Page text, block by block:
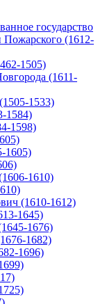
государство
(1612-
1505)
(1611-
1533)
1584)
1598)
1605)
1610)
(1610-1612)
1645)
1676)
1682)
1696)